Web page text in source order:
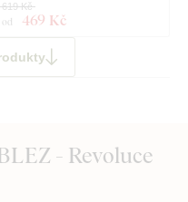
od 469 Kč
619 Kč
- Revoluce